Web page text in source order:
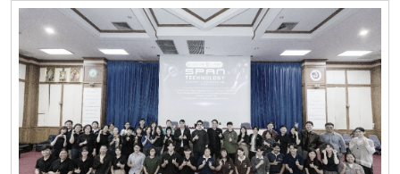
โครงการฟรีด่วน สมัครแล้วตั้งแต่วันนี้ - 10 กรกฎาคม
2569สามารถสมัครเข้าร่วมโครงการฯได้ที่
https://forms.gle/26FkNXrJYjrYTXBWA สอบถามเพิ่มเติม :
ฝ่ายบ่มเพาะธุรกิจเทคโนโลยีและพัฒนาระบบนิเวศนวัตกรรม
อุทยานวิทยาศาสตร์เทคโนโลยีเกษตรและอาหาร มหาวิทยาลัยแม่
โจ้ 094 636 4291 ศุภนิดา#เปลี่ยนของเหลือให้มีมูลค่า
#นวัตกรรมเกษตร #วิสาหกิจชุมชน #SMEs #เศรษฐกิจ
หมุนเวียน #เกษตรแปรรูป